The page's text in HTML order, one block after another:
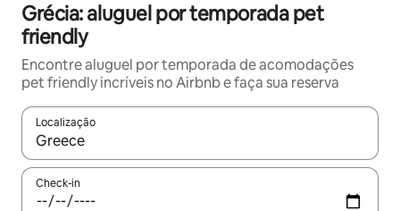
Grécia: aluguel por temporada pet
friendly
Encontre aluguel por temporada de acomodações
pet friendly incríveis no Airbnb e faça sua reserva
Localização
Quando os resultados estiverem disponíveis, explore-os
Check-in